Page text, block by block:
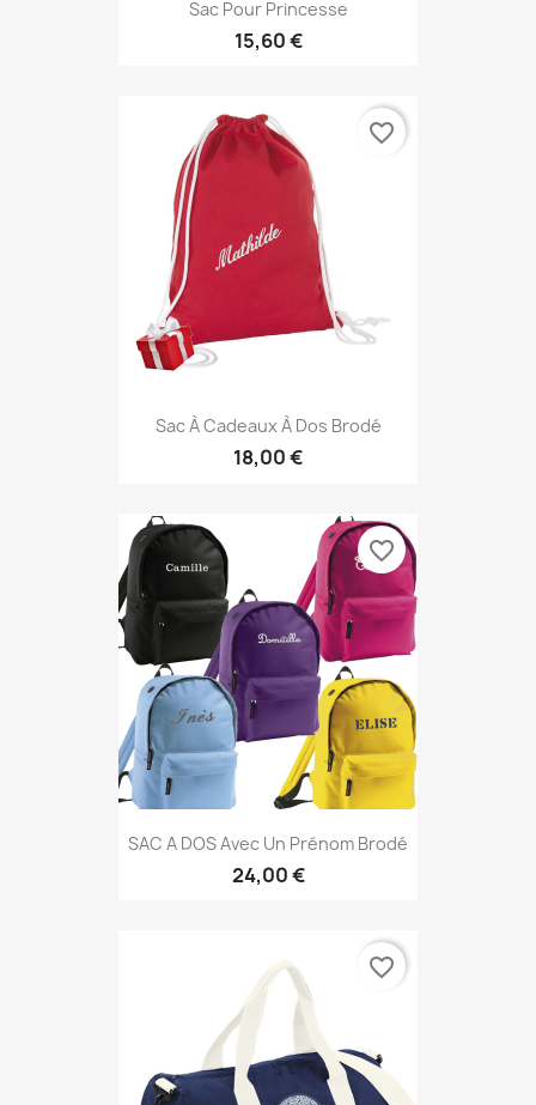
Sac Pour Princesse
15,60 €
Sac À Cadeaux À Dos Brodé
18,00 €
favorite_border
SAC A DOS Avec Un Prénom Brodé
24,00 €
favorite_border
favorite_border